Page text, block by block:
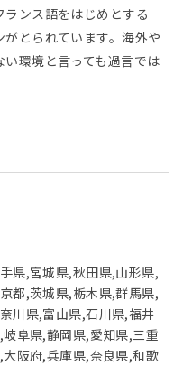
ンス語をはじめとする
とられています。海外や
環境と言っても過言では
県,宮城県,秋田県,山形県,
都,茨城県,栃木県,群馬県,
川県,富山県,石川県,福井
阜県,静岡県,愛知県,三重
阪府,兵庫県,奈良県,和歌